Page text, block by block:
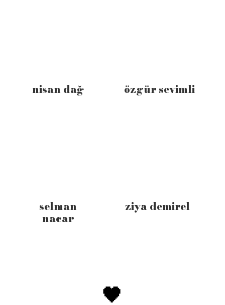
nisan dağ özgür sevimli
selman
nacar
ziya demirel
🖤